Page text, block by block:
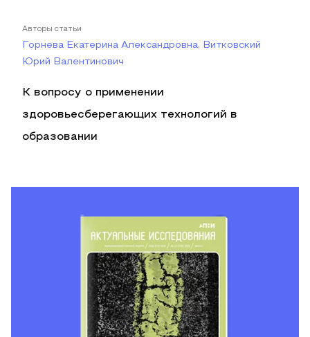
Авторы статьи
Горнева Екатерина Александровна, Витковский
Юрий Валентинович
К вопросу о применении
здоровьесберегающих технологий в
образовании